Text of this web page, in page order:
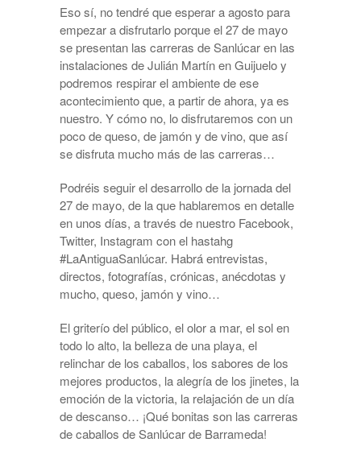
Eso sí, no tendré que esperar a agosto para
empezar a disfrutarlo porque el 27 de mayo
se presentan las carreras de Sanlúcar en las
instalaciones de Julián Martín en Guijuelo y
podremos respirar el ambiente de ese
acontecimiento que, a partir de ahora, ya es
nuestro. Y cómo no, lo disfrutaremos con un
poco de queso, de jamón y de vino, que así
se disfruta mucho más de las carreras…
Podréis seguir el desarrollo de la jornada del
27 de mayo, de la que hablaremos en detalle
en unos días, a través de nuestro Facebook,
Twitter, Instagram con el hastahg
#LaAntiguaSanlúcar. Habrá entrevistas,
directos, fotografías, crónicas, anécdotas y
mucho, queso, jamón y vino…
El griterío del público, el olor a mar, el sol en
todo lo alto, la belleza de una playa, el
relinchar de los caballos, los sabores de los
mejores productos, la alegría de los jinetes, la
emoción de la victoria, la relajación de un día
de descanso… ¡Qué bonitas son las carreras
de caballos de Sanlúcar de Barrameda!